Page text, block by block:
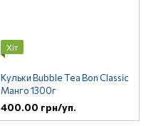
Хіт
Кульки Bubble Tea Bon Classic
Манго 1300г
400.00 грн/уп.